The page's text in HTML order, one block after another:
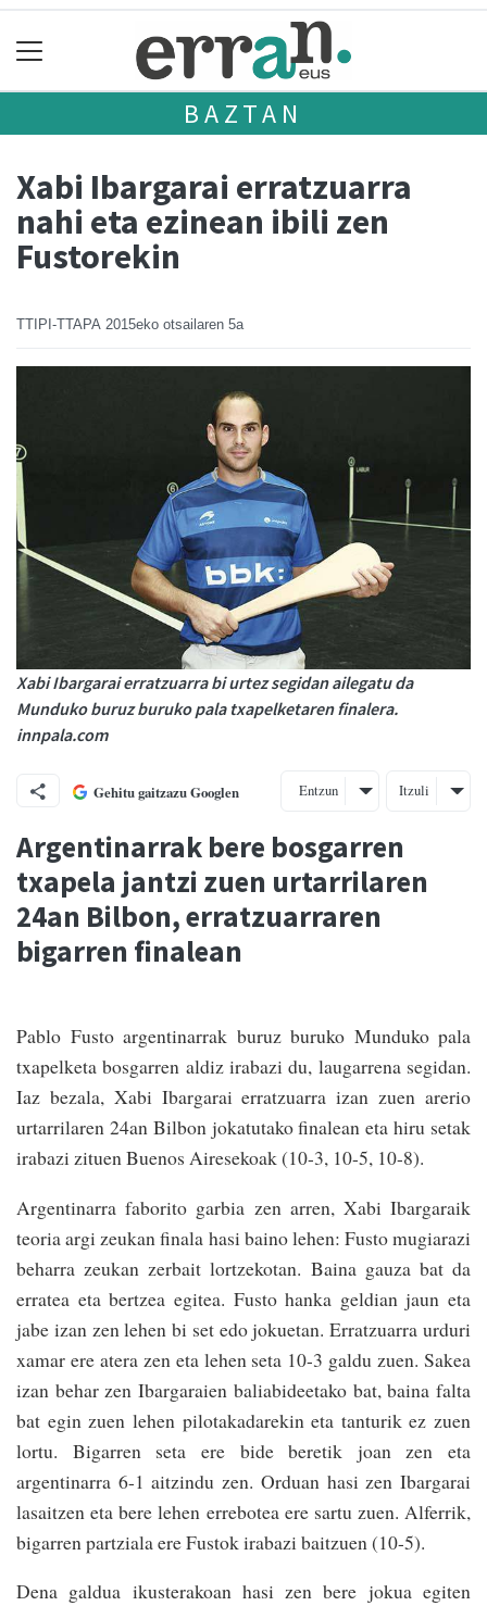
BAZTAN
Xabi Ibargarai erratzuarra
nahi eta ezinean ibili zen
Fustorekin
TTIPI-TTAPA 2015eko otsailaren 5a
Xabi Ibargarai erratzuarra bi urtez segidan ailegatu da
Munduko buruz buruko pala txapelketaren finalera.
innpala.com
Gehitu gaitzazu Googlen Entzun Itzuli
Argentinarrak bere bosgarren
txapela jantzi zuen urtarrilaren
24an Bilbon, erratzuarraren
bigarren finalean
Pablo Fusto argentinarrak buruz buruko Munduko pala
txapelketa bosgarren aldiz irabazi du, laugarrena segidan.
Iaz bezala, Xabi Ibargarai erratzuarra izan zuen arerio
urtarrilaren 24an Bilbon jokatutako finalean eta hiru setak
irabazi zituen Buenos Airesekoak (10-3, 10-5, 10-8).
Argentinarra faborito garbia zen arren, Xabi Ibargaraik
teoria argi zeukan finala hasi baino lehen: Fusto mugiarazi
beharra zeukan zerbait lortzekotan. Baina gauza bat da
erratea eta bertzea egitea. Fusto hanka geldian jaun eta
jabe izan zen lehen bi set edo jokuetan. Erra­tzuarra urduri
xamar ere atera zen eta lehen seta 10-3 galdu zuen. Sakea
izan behar zen Ibargaraien baliabideetako bat, baina falta
bat egin zuen lehen pilotakadarekin eta tanturik ez zuen
lortu. Bigarren seta ere bide beretik joan zen eta
argentinarra 6-1 ai­tzindu zen. Orduan hasi ­zen Ibargarai
lasai­tzen eta bere lehen erre­botea ere sartu zuen. Alferrik,
bigarren par­tziala ere Fustok irabazi baitzuen (10-5).
Dena galdua ikusterakoan hasi zen bere jokua egiten